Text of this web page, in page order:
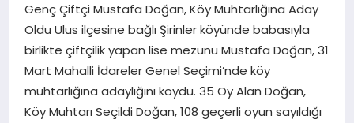
EĞITIM
MAGAZIN
SPOR
Genç Çiftçi Mustafa Doğan, Köy Muhtarlığına Aday
Oldu Ulus ilçesine bağlı Şirinler köyünde babasıyla
birlikte çiftçilik yapan lise mezunu Mustafa Doğan, 31
Mart Mahalli İdareler Genel Seçimi’nde köy
muhtarlığına adaylığını koydu. 35 Oy Alan Doğan,
Köy Muhtarı Seçildi Doğan, 108 geçerli oyun sayıldığı